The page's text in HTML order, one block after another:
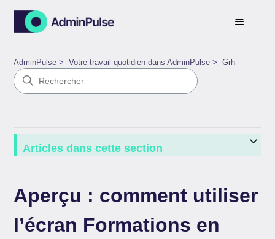
AdminPulse Votre travail quotidien dans AdminPulse Grh
Articles dans cette section
Aperçu : comment utiliser
l’écran Formations en